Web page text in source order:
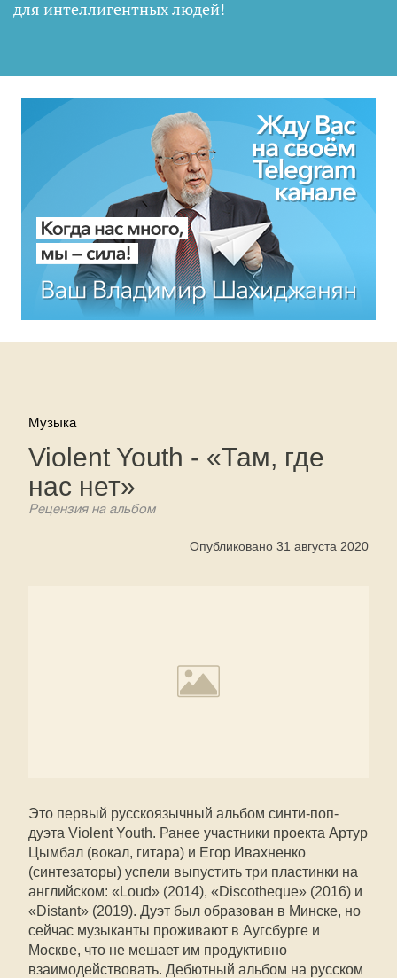
для интеллигентных людей!
Музыка
Violent Youth - «Там, где
нас нет»
Рецензия на альбом
Опубликовано 31 августа 2020
Это первый русскоязычный альбом синти-поп-
дуэта Violent Youth. Ранее участники проекта Артур
Цымбал (вокал, гитара) и Егор Ивахненко
(синтезаторы) успели выпустить три пластинки на
английском: «Loud» (2014), «Discotheque» (2016) и
«Distant» (2019). Дуэт был образован в Минске, но
сейчас музыканты проживают в Аугсбурге и
Москве, что не мешает им продуктивно
взаимодействовать. Дебютный альбом на русском